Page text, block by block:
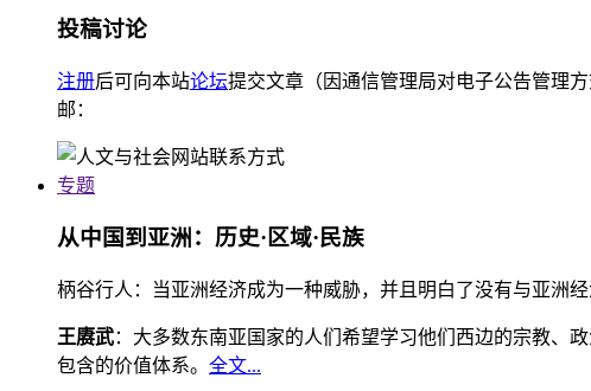
投稿讨论
注册后可向本站论坛提交文章（因通信管理局对电子公告管理
邮：
专题
从中国到亚洲：历史·区域·民族
柄谷行人：当亚洲经济成为一种威胁，并且明白了没有与亚洲
王赓武：大多数东南亚国家的人们希望学习他们西边的宗教、
包含的价值体系。 全文...